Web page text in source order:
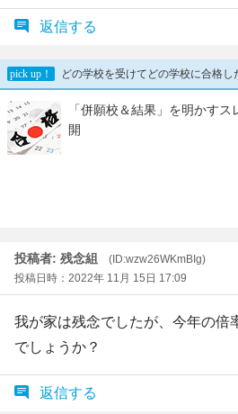
返信する
投稿者: 残念組
(ID:wzw26WKmBIg)
投稿日時：2022年 11月 15日 17:09
我が家は残念でしたが、今年の倍
でしょうか？
返信する